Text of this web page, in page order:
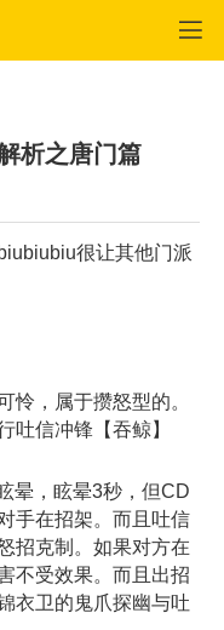
析之唐门篇
很让其他门派
，属于攒怒型的。
吐信冲锋【吞鲸】
，眩晕3秒，但CD
手在招架。而且吐信
招克制。如果对方在
不受效果。而且出招
衣卫的鬼爪探幽与吐